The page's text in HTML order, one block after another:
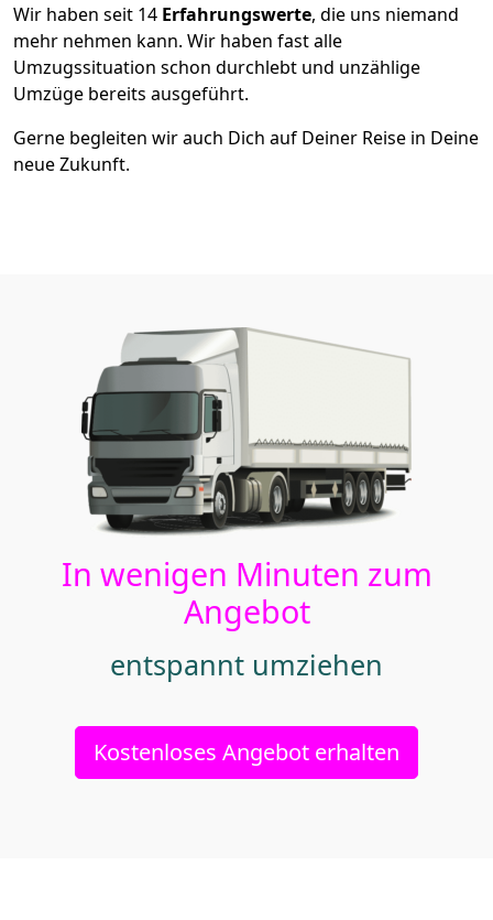
Wir haben seit 14 Erfahrungswerte, die uns niemand
mehr nehmen kann. Wir haben fast alle
Umzugssituation schon durchlebt und unzählige
Umzüge bereits ausgeführt.
Gerne begleiten wir auch Dich auf Deiner Reise in Deine
neue Zukunft.
In wenigen Minuten zum
Angebot
entspannt umziehen
Kostenloses Angebot erhalten